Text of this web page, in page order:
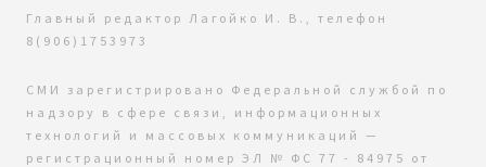
Главный редактор Лагойко И. В., телефон
8(906)1753973
СМИ зарегистрировано Федеральной службой по
надзору в сфере связи, информационных
технологий и массовых коммуникаций —
регистрационный номер ЭЛ № ФС 77 - 84975 от